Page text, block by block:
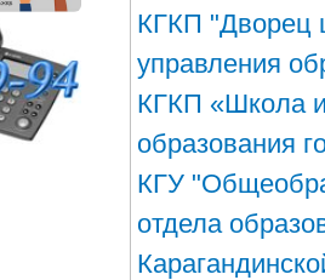
КГКП "Дворец
управления
КГКП «Школа
образования
КГУ
отдела